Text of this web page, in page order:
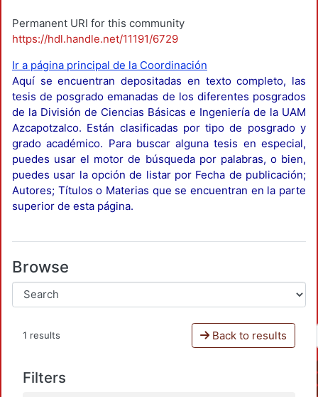
Permanent URI for this community
https://hdl.handle.net/11191/6729
Ir a página principal de la Coordinación
Aquí se encuentran depositadas en texto completo, las
tesis de posgrado emanadas de los diferentes posgrados
de la División de Ciencias Básicas e Ingeniería de la UAM
Azcapotzalco. Están clasificadas por tipo de posgrado y
grado académico. Para buscar alguna tesis en especial,
puedes usar el motor de búsqueda por palabras, o bien,
puedes usar la opción de listar por Fecha de publicación;
Autores; Títulos o Materias que se encuentran en la parte
superior de esta página.
Browse
1 results Back to results
Filters